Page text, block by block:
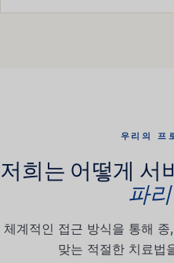
우리의 프
저희는 어떻게 서
파
체계적인 접근 방식을 통해
맞는 적절한 치료법